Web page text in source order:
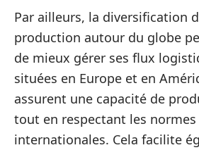
Par ailleurs, la diversification
production autour du globe
de mieux gérer ses flux
situées en Europe et en
assurent une capacité de
tout en respectant les normes
internationales. Cela facilite